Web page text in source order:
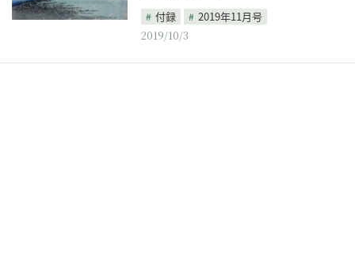
付録
2019年11月号
2019/10/3